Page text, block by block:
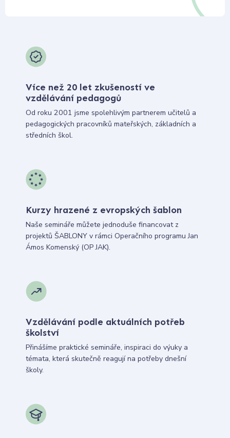
Více než 20 let zkušeností ve
vzdělávání pedagogů
Od roku 2001 jsme spolehlivým partnerem učitelů a
pedagogických pracovníků mateřských, základních a
středních škol.
Kurzy hrazené z evropských šablon
Naše semináře můžete jednoduše financovat z
projektů ŠABLONY v rámci Operačního programu Jan
Ámos Komenský (OP JAK).
Vzdělávání podle aktuálních potřeb
školství
Přinášíme praktické semináře, inspiraci do výuky a
témata, která skutečně reagují na potřeby dnešní
školy.